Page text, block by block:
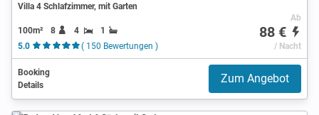
Villa 4 Schlafzimmer, mit Garten
100m² 8 4
1
5.0
( 150 Bewertungen )
Ab
88 €
/ Nacht
Booking
Details
Zum Angebot